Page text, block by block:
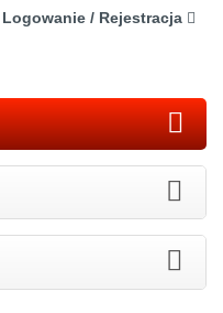
Logowanie / Rejestracja